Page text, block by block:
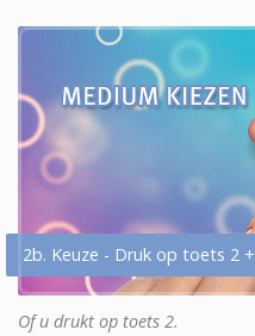
2b. Keuze - Druk op toets 2 +
Of u drukt op toets 2.